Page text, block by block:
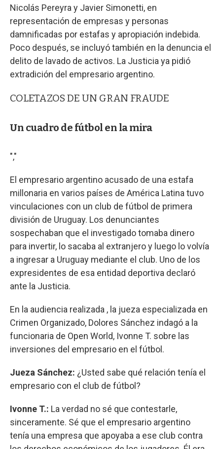
Nicolás Pereyra y Javier Simonetti, en
representación de empresas y personas
damnificadas por estafas y apropiación indebida.
Poco después, se incluyó también en la denuncia el
delito de lavado de activos. La Justicia ya pidió
extradición del empresario argentino.
COLETAZOS DE UN GRAN FRAUDE
Un cuadro de fútbol en la mira
","
El empresario argentino acusado de una estafa
millonaria en varios países de América Latina tuvo
vinculaciones con un club de fútbol de primera
división de Uruguay. Los denunciantes
sospechaban que el investigado tomaba dinero
para invertir, lo sacaba al extranjero y luego lo volvía
a ingresar a Uruguay mediante el club. Uno de los
expresidentes de esa entidad deportiva declaró
ante la Justicia.
En la audiencia realizada , la jueza especializada en
Crimen Organizado, Dolores Sánchez indagó a la
funcionaria de Open World, Ivonne T. sobre las
inversiones del empresario en el fútbol.
Jueza Sánchez: ¿Usted sabe qué relación tenía el
empresario con el club de fútbol?
Ivonne T.: La verdad no sé que contestarle,
sinceramente. Sé que el empresario argentino
tenía una empresa que apoyaba a ese club contra